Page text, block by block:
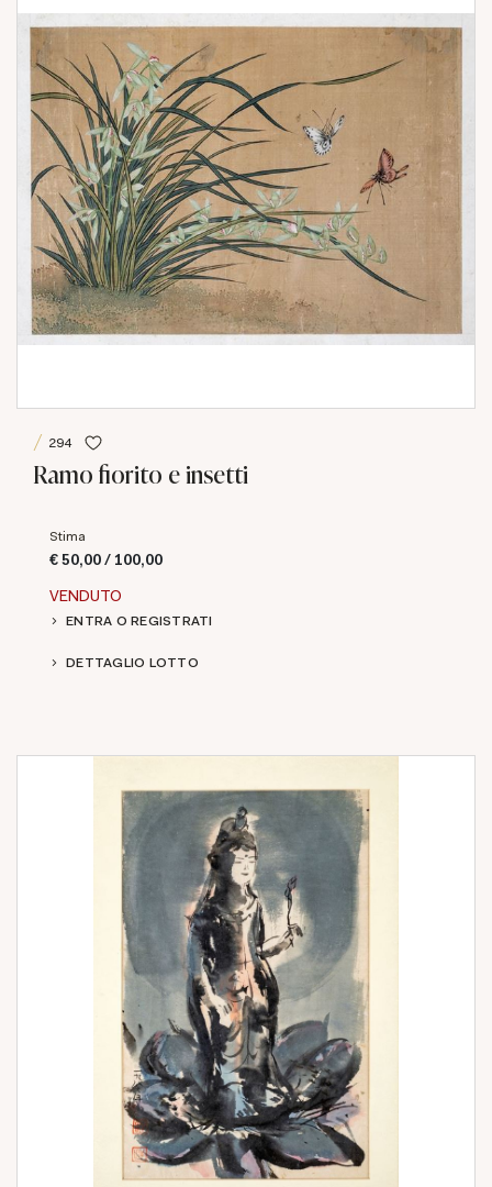
294
Ramo fiorito e insetti
Stima
€ 50,00 / 100,00
VENDUTO
ENTRA O REGISTRATI
DETTAGLIO LOTTO